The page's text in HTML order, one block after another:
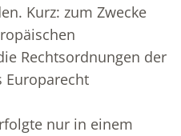
Kurz: zum Zwecke
Rechtsordnungen der
Europarecht
nur in einem